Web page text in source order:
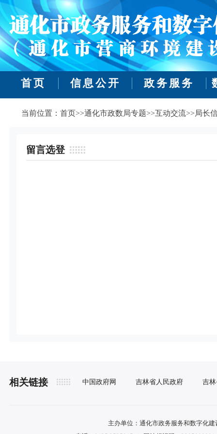
首页 信息公开 政务服务
当前位置：首页>>通化市政数局专题>>互动交流>>局长
留言选登
相关链接 中国政府网 吉林省人民政府 吉
主办单位：通化市政务服务和数字化